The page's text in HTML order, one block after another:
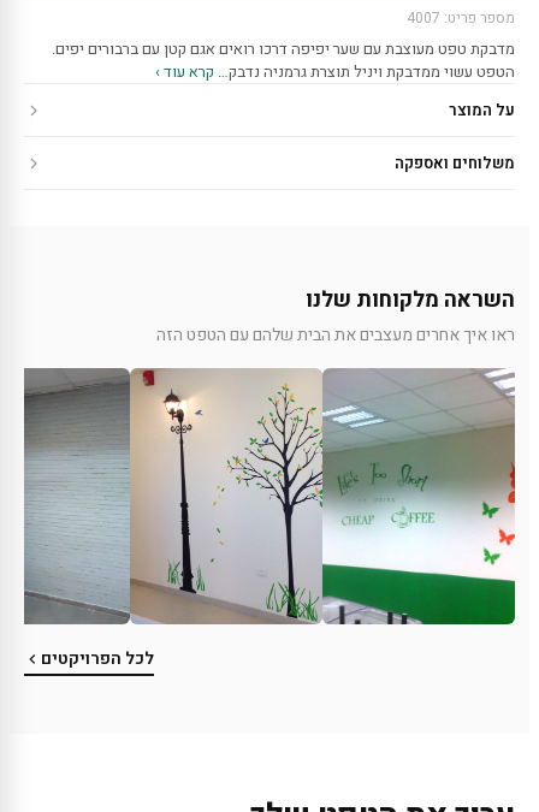
מספר פריט: 4007
מדבקת טפט מעוצבת עם שער יפיפה דרכו רואים אגם קטן עם ברבורים יפים.
הטפט עשוי ממדבקת ויניל תוצרת גרמניה נדבק… קרא עוד ›
על המוצר
משלוחים ואספקה
השראה מלקוחות שלנו
ראו איך אחרים מעצבים את הבית שלהם עם הטפט הזה
לכל הפרויקטים